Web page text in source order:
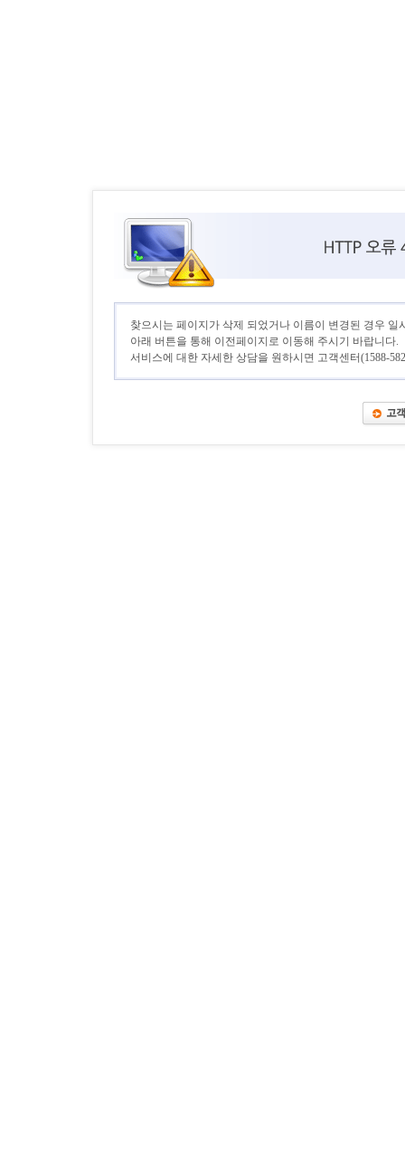
찾으시는 페이지가 삭제 되었거나 이름이 변경된 경우 일
아래 버튼을 통해 이전페이지로 이동해 주시기 바랍니다.
서비스에 대한 자세한 상담을 원하시면 고객센터(1588-